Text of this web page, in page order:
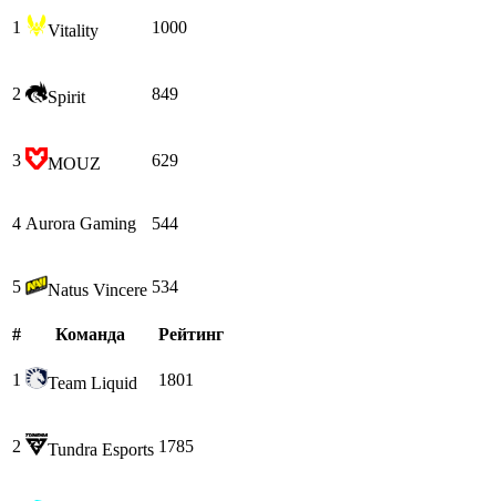
1 Vitality 1000
2 Spirit 849
3 MOUZ 629
4 Aurora Gaming 544
5 Natus Vincere 534
# Команда Рейтинг
1 Team Liquid 1801
2 Tundra Esports 1785